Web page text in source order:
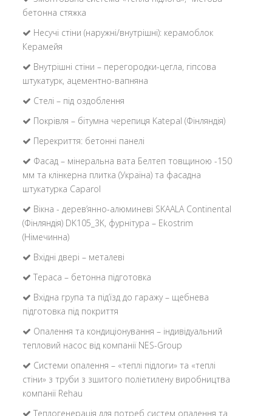
бетонна стяжка
Несучі стіни (наружні/внутрішні): керамоблок
Керамейя
Внутрішні стіни – перегородки-цегла, гіпсова
штукатурк, ацементно-вапняна
Стелі – під оздоблення
Покрівля – бітумна черепиця Katepal (Фінляндія)
Перекриття: бетонні панелі
Фасад – мінеральна вата Белтеп товщиною -150
мм та клінкерна плитка (Україна) та фасадна
штукатурка Caparol
Вікна - дерев’янно-алюминеві SKAALA Continental
(Фінляндія) DK105_3K, фурнітура – Ekostrim
(Німечинна)
Вхідні двері – металеві
Тераса – бетонна підготовка
Вхідна група та під’їзд до гаражу – щебнева
підготовка під покриття
Опалення та кондиціонування – індивідуальний
тепловий насос від компанії NES-Group
Системи опалення – «теплі підлоги» та «теплі
стіни» з труби з зшитого поліетилену виробництва
компанії Rehau
Теплогенерація для потреб систем опалення та